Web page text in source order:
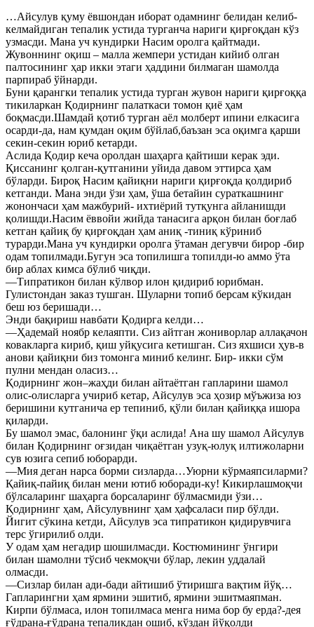
…Айсулув қуму ёвшондан иборат одамнинг белидан келиб-
келмайдиган тепалик устида турганча нариги қирғоқдан кўз
узмасди. Мана уч кундирки Насим оролга қайтмади.
Жувоннинг оқиш – малла жемпери устидан кийиб олган
палтосининг ҳар икки этаги ҳаддини билмаган шамолда
парпираб ўйнарди.
Буни қарангки тепалик устида турган жувон нариги қирғоққа
тикиларкан Қодирнинг палаткаси томон қиё ҳам
боқмасди.Шамдай қотиб турган аёл молберт ипини елкасига
осарди-да, нам қумдан оқим бўйлаб,баъзан эса оқимга қарши
секин-секин юриб кетарди.
Аслида Қодир кеча оролдан шаҳарга қайтиши керак эди.
Қиссанинг қолган-қутганини уйида давом эттирса ҳам
бўларди. Бироқ Насим қайиқни нариги қирғоқда қолдириб
кетганди. Мана энди ўзи ҳам, ўша бетайин сураткашнинг
жонончаси ҳам мажбурий- ихтиёрий тутқунга айланишди
қолишди.Насим ёввойи жийда танасига арқон билан боғлаб
кетган қайиқ бу қирғоқдан ҳам аниқ -тиниқ кўриниб
турарди.Мана уч кундирки оролга ўтаман дегувчи бирор -бир
одам топилмади.Бугун эса топилишга топилди-ю аммо ўта
бир аблах кимса бўлиб чиқди.
—Типратикон билан кўлвор илон қидириб юрибман.
Гулистондан заказ тушган. Шуларни топиб берсам кўкидан
беш юз беришади…
Энди бақириш навбати Қодирга келди…
—Ҳадемай ноябр келаяпти. Сиз айтган жониворлар аллақачон
ковакларга кириб, қиш уйқусига кетишган. Сиз яхшиси ҳув-в
анови қайиқни биз томонга миниб келинг. Бир- икки сўм
пулни мендан оласиз…
Қодирнинг жон–жаҳди билан айтаётган гапларини шамол
олис-олисларга учириб кетар, Айсулув эса ҳозир мўъжиза юз
беришини кутганича ер тепиниб, қўли билан қайиққа ишора
қиларди.
Бу шамол эмас, балонинг ўқи аслида! Ана шу шамол Айсулув
билан Қодирнинг оғзидан чиқаётган узуқ-юлуқ илтижоларни
сув юзига сепиб юборарди.
—Мия деган нарса борми сизларда…Уюрни кўрмаяпсиларми?
Қайиқ-пайиқ билан мени ютиб юборади-ку! Кикирлашмоқчи
бўлсаларинг шаҳарга борсаларинг бўлмасмиди ўзи…
Қодирнинг ҳам, Айсулувнинг ҳам ҳафсаласи пир бўлди.
Йигит сўкина кетди, Айсулув эса типратикон қидирувчига
терс ўгирилиб олди.
У одам ҳам негадир шошилмасди. Костюмининг ўнгири
билан шамолни тўсиб чекмоқчи бўлар, лекин уддалай
олмасди.
—Сизлар билан ади-бади айтишиб ўтиришга вақтим йўқ…
Гапларингни ҳам ярмини эшитиб, ярмини эшитмаяпман.
Кирпи бўлмаса, илон топилмаса менга нима бор бу ерда?-дея
ғўдрана-ғўдрана тепаликдан ошиб, кўздан йўқолди